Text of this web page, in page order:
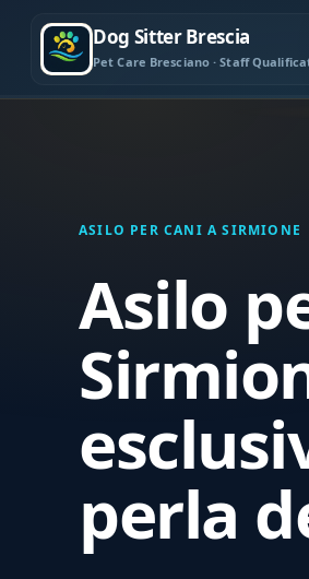
Dog Sitter Brescia
Pet Care Bresciano · Staff
ASILO PER CANI A SIRMIONE
Asilo
perla